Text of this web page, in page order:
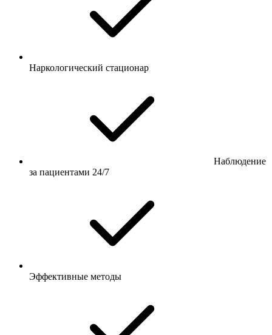
Наркологический стационар
Наблюдение
за пациентами 24/7
Эффективные методы